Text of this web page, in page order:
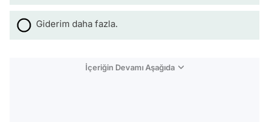
Giderim daha fazla.
İçeriğin Devamı Aşağıda